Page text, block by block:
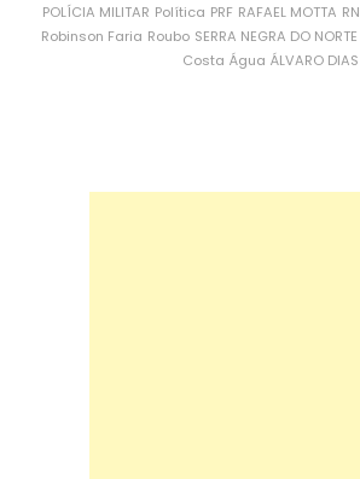
POLÍCIA MILITAR Política PRF RAFAEL MOTTA RN
Robinson Faria Roubo SERRA NEGRA DO NORTE
Costa Água ÁLVARO DIAS